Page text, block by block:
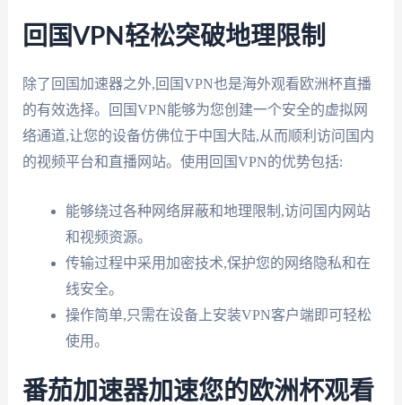
回国VPN轻松突破地理限制
除了回国加速器之外,回国VPN也是海外观看欧洲杯直播
的有效选择。回国VPN能够为您创建一个安全的虚拟网
络通道,让您的设备仿佛位于中国大陆,从而顺利访问国内
的视频平台和直播网站。使用回国VPN的优势包括:
能够绕过各种网络屏蔽和地理限制,访问国内网站
和视频资源。
传输过程中采用加密技术,保护您的网络隐私和在
线安全。
操作简单,只需在设备上安装VPN客户端即可轻松
使用。
番茄加速器加速您的欧洲杯观看